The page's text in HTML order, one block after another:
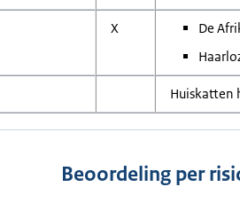
X
De
Huiskatten
Beoordeling per